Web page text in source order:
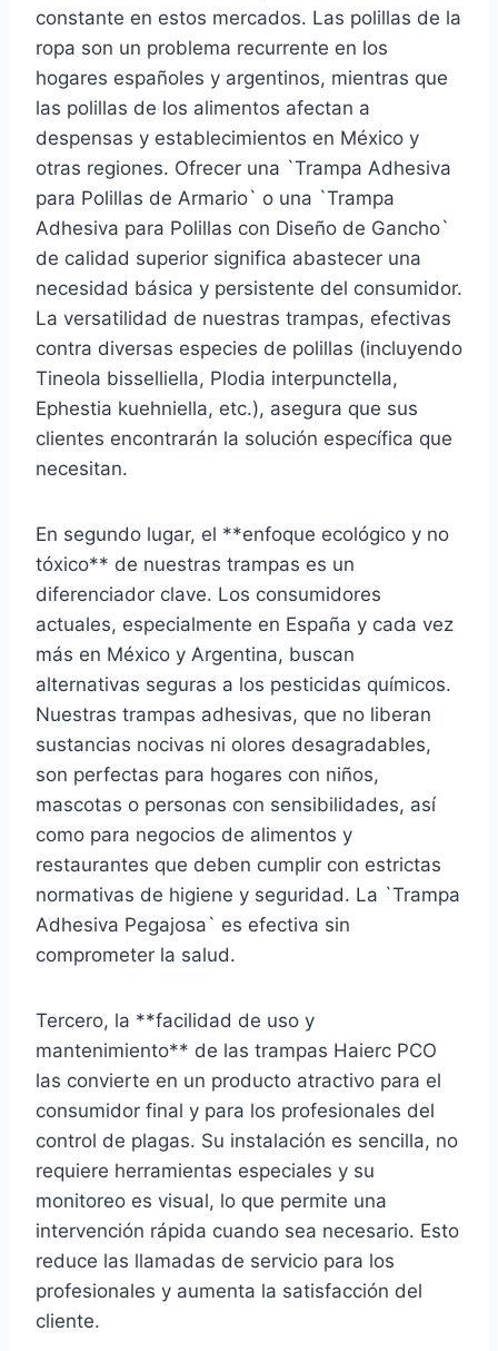
constante en estos mercados. Las polillas de la
ropa son un problema recurrente en los
hogares españoles y argentinos, mientras que
las polillas de los alimentos afectan a
despensas y establecimientos en México y
otras regiones. Ofrecer una `Trampa Adhesiva
para Polillas de Armario` o una `Trampa
Adhesiva para Polillas con Diseño de Gancho`
de calidad superior significa abastecer una
necesidad básica y persistente del consumidor.
La versatilidad de nuestras trampas, efectivas
contra diversas especies de polillas (incluyendo
Tineola bisselliella, Plodia interpunctella,
Ephestia kuehniella, etc.), asegura que sus
clientes encontrarán la solución específica que
necesitan.
En segundo lugar, el **enfoque ecológico y no
tóxico** de nuestras trampas es un
diferenciador clave. Los consumidores
actuales, especialmente en España y cada vez
más en México y Argentina, buscan
alternativas seguras a los pesticidas químicos.
Nuestras trampas adhesivas, que no liberan
sustancias nocivas ni olores desagradables,
son perfectas para hogares con niños,
mascotas o personas con sensibilidades, así
como para negocios de alimentos y
restaurantes que deben cumplir con estrictas
normativas de higiene y seguridad. La `Trampa
Adhesiva Pegajosa` es efectiva sin
comprometer la salud.
Tercero, la **facilidad de uso y
mantenimiento** de las trampas Haierc PCO
las convierte en un producto atractivo para el
consumidor final y para los profesionales del
control de plagas. Su instalación es sencilla, no
requiere herramientas especiales y su
monitoreo es visual, lo que permite una
intervención rápida cuando sea necesario. Esto
reduce las llamadas de servicio para los
profesionales y aumenta la satisfacción del
cliente.